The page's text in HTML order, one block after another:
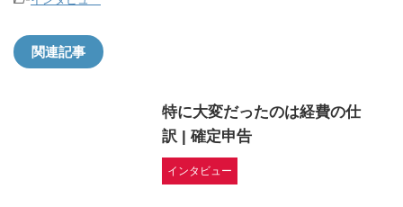
関連記事
特に大変だったのは経費の仕
訳 | 確定申告
インタビュー